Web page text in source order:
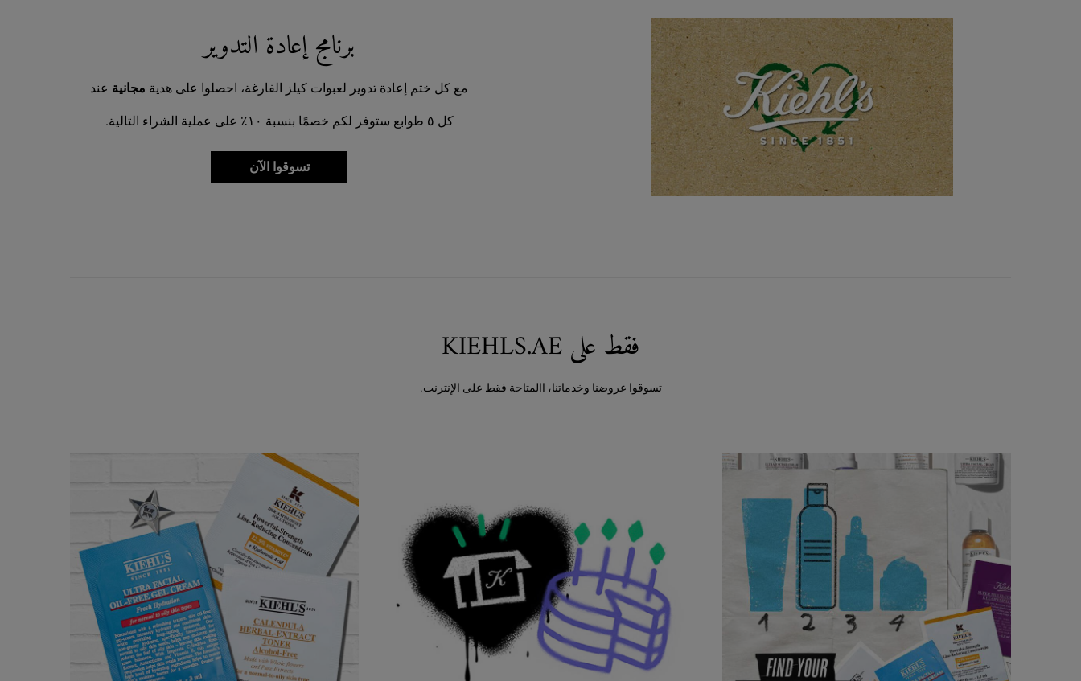
برنامج إعادة التدوير
مع كل ختم إعادة تدوير لعبوات كيلز الفارغة، احصلوا على هدية مجانية عند
كل ٥ طوابع ستوفر لكم خصمًا بنسبة ١٠٪ على عملية الشراء التالية.
تسوقوا الآن
فقط على KIEHLS.AE
تسوقوا عروضنا وخدماتنا، االمتاحة فقط على الإنترنت.